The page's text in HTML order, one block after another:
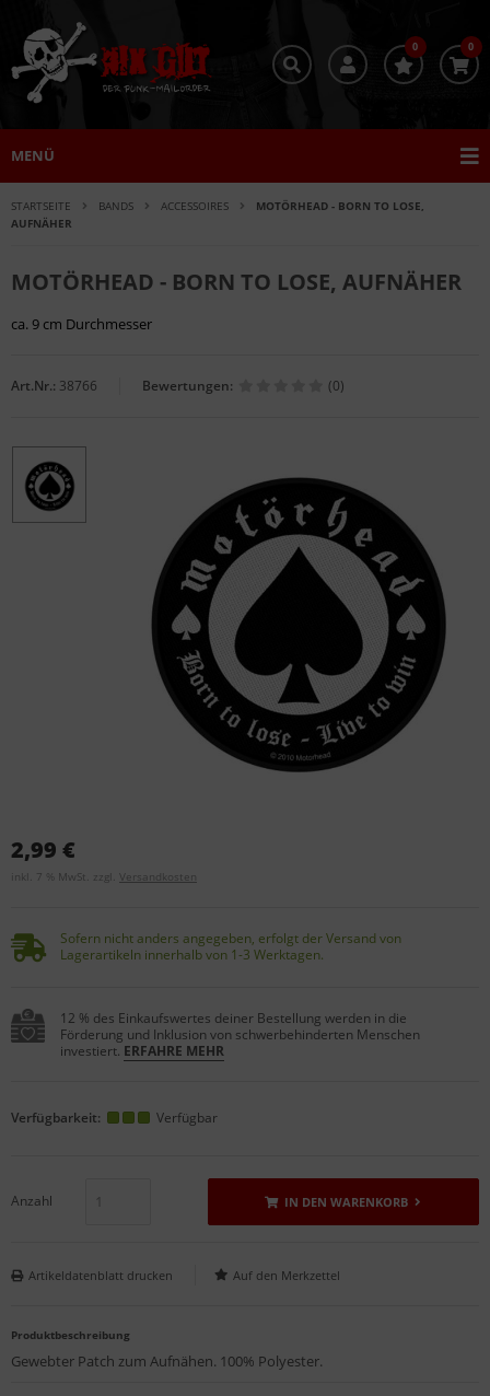
0 0
MENÜ
STARTSEITE BANDS ACCESSOIRES
MOTÖRHEAD - BORN TO LOSE,
AUFNÄHER
MOTÖRHEAD - BORN TO LOSE, AUFNÄHER
ca. 9 cm Durchmesser
Art.Nr.: 38766 Bewertungen: (0)
2,99 €
inkl. 7 % MwSt. zzgl. Versandkosten
Sofern nicht anders angegeben, erfolgt der Versand von
Lagerartikeln innerhalb von 1-3 Werktagen.
12 % des Einkaufswertes deiner Bestellung werden in die
Förderung und Inklusion von schwerbehinderten Menschen
investiert. ERFAHRE MEHR
Verfügbarkeit: Verfügbar
Anzahl IN DEN WARENKORB
Artikeldatenblatt drucken
Produktbeschreibung
Gewebter Patch zum Aufnähen. 100% Polyester.